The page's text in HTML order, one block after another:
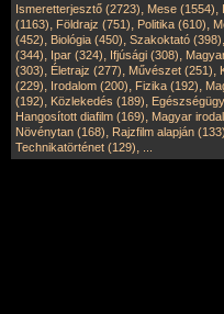
Ismeretterjesztő (2723), Mese (1554),
(1163), Földrajz (751), Politika (610),
(452), Biológia (450), Szakoktató (398),
(344), Ipar (324), Ifjúsági (308),
(303), Életrajz (277), Művészet (251),
(229), Irodalom (200), Fizika (192),
(192), Közlekedés (189),
Hangosított diafilm (169), Magyar
Növénytan (168), Rajzfilm alapján (133)
Technikatörténet (129),